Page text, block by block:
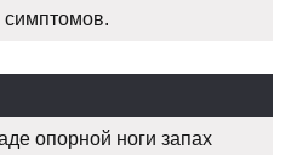
симптомов.
опорной ноги запах